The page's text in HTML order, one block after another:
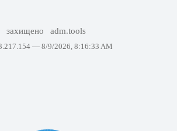
захищено adm.tools
— 8/9/2026, 8:16:33 AM